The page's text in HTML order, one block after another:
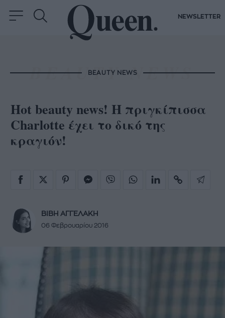
NEWSLETTER
BEAUTY NEWS
Hot beauty news! Η πριγκίπισσα
Charlotte έχει το δικό της
κραγιόν!
ΒΙΒΗ ΑΓΓΕΛΑΚΗ
06 Φεβρουαρίου 2016